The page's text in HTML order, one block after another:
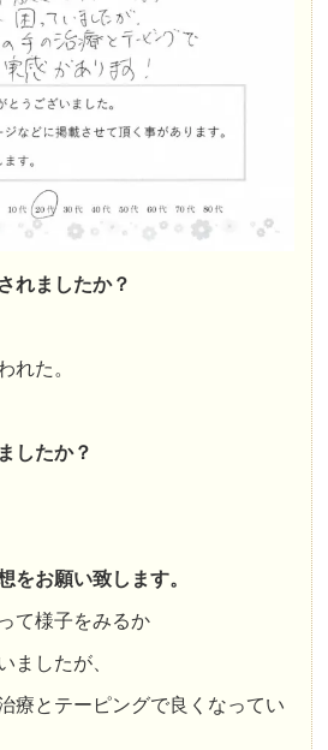
れましたか？
れた。
したか？
をお願い致します。
て様子をみるか
ましたが、
療とテーピングで良くなってい